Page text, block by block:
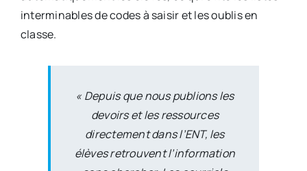
interminables de codes à saisir et les oublis en
classe.
« Depuis que nous publions les
devoirs et les ressources
directement dans l’ENT, les
élèves retrouvent l’information